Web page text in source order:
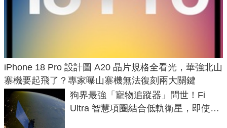
iPhone 18 Pro 設計圖 A20 晶片規格全看光，華強北山
寨機要起飛了？專家曝山寨機無法復刻兩大關鍵
狗界最強「寵物追蹤器」問世！Fi
Ultra 智慧項圈結合低軌衛星，即使在